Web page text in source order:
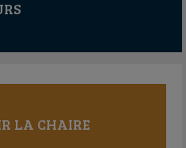
LA CHAIRE